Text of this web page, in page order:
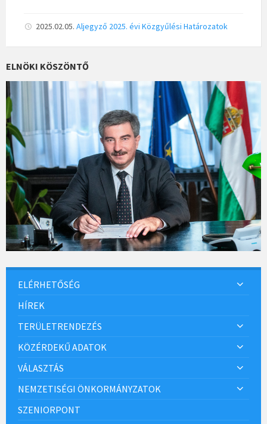
2025.02.05. Aljegyző 2025. évi Közgyűlési Határozatok
ELNÖKI KÖSZÖNTŐ
ELÉRHETŐSÉG
HÍREK
TERÜLETRENDEZÉS
KÖZÉRDEKŰ ADATOK
VÁLASZTÁS
NEMZETISÉGI ÖNKORMÁNYZATOK
SZENIORPONT